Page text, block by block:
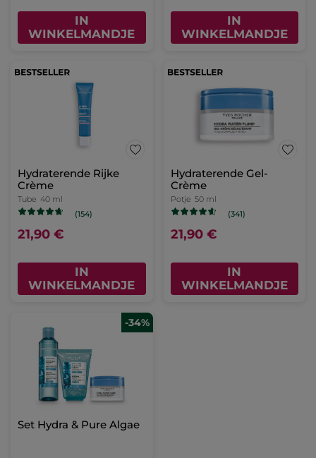
IN
WINKELMANDJE
IN
WINKELMANDJE
Hydraterende Rijke
Crème
Tube 40 ml
(154)
21,90 €
IN
WINKELMANDJE
Hydraterende Gel-
Crème
Potje 50 ml
(341)
21,90 €
IN
WINKELMANDJE
-34%
Set Hydra & Pure Algae